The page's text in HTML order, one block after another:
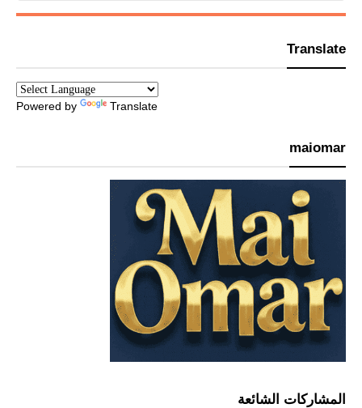
Translate
Powered by Translate
maiomar
المشاركات الشائعة